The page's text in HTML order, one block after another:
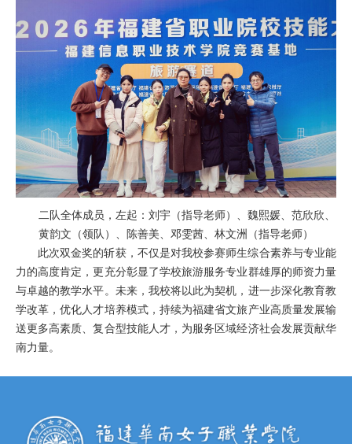
二队全体成员，左起：刘宇（指导老师）、魏熙媛、范欣欣、
黄韵文（领队）、陈善美、邓雯茜、林文洲（指导老师）
此次双金奖的斩获，不仅是对我校参赛师生综合素养与专业能
力的高度肯定，更充分彰显了学校旅游服务专业群雄厚的师资力量
与卓越的教学水平。未来，我校将以此为契机，进一步深化教育教
学改革，优化人才培养模式，持续为福建省文旅产业高质量发展输
送更多高素质、复合型技能人才，为服务区域经济社会发展贡献华
南力量。